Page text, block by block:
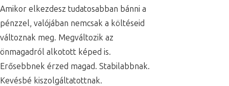
Amikor elkezdesz tudatosabban bánni a
pénzzel, valójában nemcsak a költéseid
változnak meg. Megváltozik az
önmagadról alkotott képed is.
Erősebbnek érzed magad. Stabilabbnak.
Kevésbé kiszolgáltatottnak.